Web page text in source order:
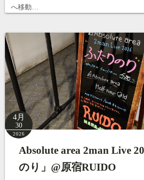
へ移動…
4月
30
2026
Absolute area 2man Live
のり」@原宿RUIDO